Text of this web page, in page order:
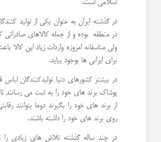
اسلامی است.
در گذشته ایران به عنوان یکی از تولید
در منطقه بوده و از جمله کالاهای
ولی متاسفانه امروزه واردات زیاد این کالا
برای ایرانی ها بوجود بیاید.
در بیشتر کشورهای دنیا تولیدکنندگان لباس
پوشاک برند های خود را به ثبت می رسانند
از برند های خود را بگیرند دوما بتوانند
روی برند های خود را داشته باشند.
در چند ساله گذشته تلاش های زیادی را